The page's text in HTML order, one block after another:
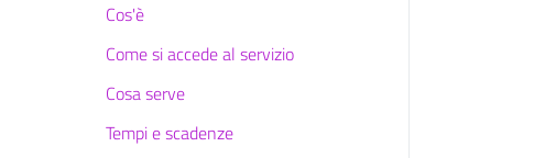
Cos'è
Come si accede al servizio
Cosa serve
Tempi e scadenze